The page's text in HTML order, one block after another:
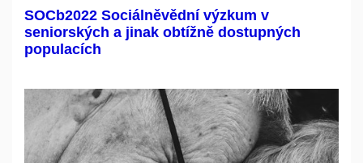
SOCb2022 Sociálněvědní výzkum v
seniorských a jinak obtížně dostupných
populacích